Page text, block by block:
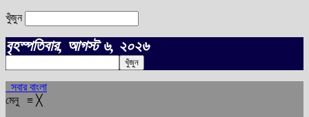
খুঁজুন
বৃহস্পতিবার, আগস্ট ৬, ২০২৬
সবার বাংলা
মেনু ≡ ╳